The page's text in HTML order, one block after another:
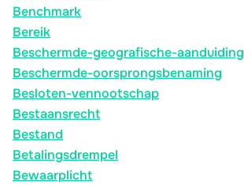
Benchmark
Bereik
Beschermde-geografische-aanduiding
Beschermde-oorsprongsbenaming
Besloten-vennootschap
Bestaansrecht
Bestand
Betalingsdrempel
Bewaarplicht